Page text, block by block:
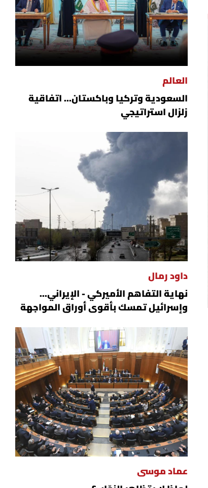
العالم
السعودية وتركيا وباكستان... اتفاقية
زلزال استراتيجي
داود رمال
نهاية التفاهم الأميركي - الإيراني...
وإسرائيل تمسك بأقوى أوراق المواجهة
عماد موسى